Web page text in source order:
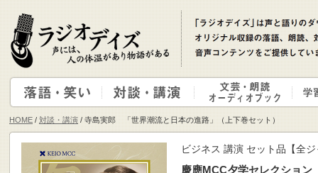
HOME / 対談・講演 / 寺島実郎 「世界潮流と日本の進路」（上下巻セット）
ビジネス 講演 セット品【全
慶應MCC夕学セレクション